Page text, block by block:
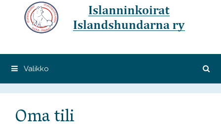
Valikko
Oma tili